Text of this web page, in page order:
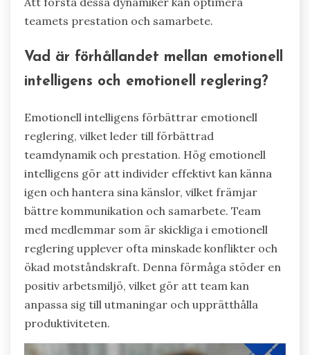
teamets prestation och samarbete.
Vad är förhållandet mellan emotionell
intelligens och emotionell reglering?
Emotionell intelligens förbättrar emotionell
reglering, vilket leder till förbättrad
teamdynamik och prestation. Hög emotionell
intelligens gör att individer effektivt kan känna
igen och hantera sina känslor, vilket främjar
bättre kommunikation och samarbete. Team
med medlemmar som är skickliga i emotionell
reglering upplever ofta minskade konflikter och
ökad motståndskraft. Denna förmåga stöder en
positiv arbetsmiljö, vilket gör att team kan
anpassa sig till utmaningar och upprätthålla
produktiviteten.